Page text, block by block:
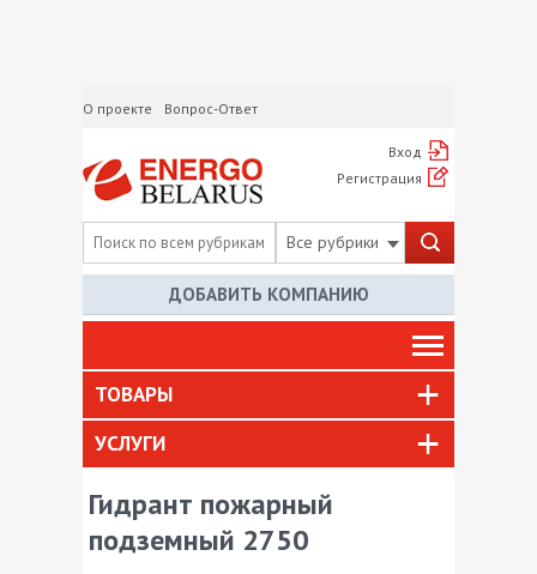
О проекте Вопрос-Ответ
Вход
Регистрация
Все рубрики
ДОБАВИТЬ КОМПАНИЮ
ТОВАРЫ
УСЛУГИ
Гидрант пожарный
подземный 2750